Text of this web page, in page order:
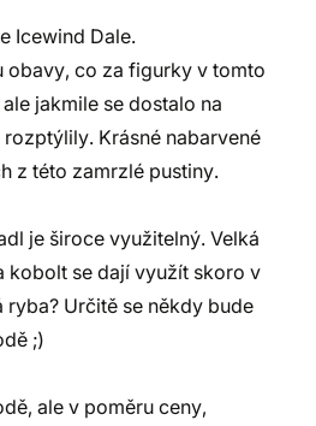
Icewind Dale.
obavy, co za figurky v tomto
jakmile se dostalo na
Krásné nabarvené
z této zamrzlé pustiny.
je široce využitelný. Velká
kobolt se dají využít skoro v
ryba? Určitě se někdy bude
;)
ale v poměru ceny,